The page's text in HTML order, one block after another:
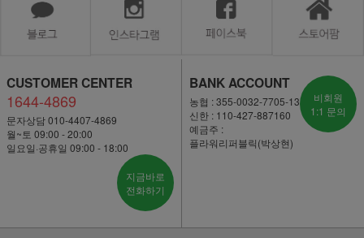
CUSTOMER CENTER
1644-4869
문자상담 010-4407-4869
월~토 09:00 - 20:00
일요일·공휴일 09:00 - 18:00
지금바로
전화하기
BANK ACCOUNT
농협 : 355-0032-7705-13
신한 : 110-427-887160
예금주 :
플라워리퍼블릭(박상현)
비회원
1:1 문의